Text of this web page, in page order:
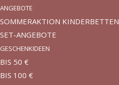
ANGEBOTE
SOMMERAKTION KINDERBETTEN
SET-ANGEBOTE
GESCHENKIDEEN
BIS 50 €
BIS 100 €